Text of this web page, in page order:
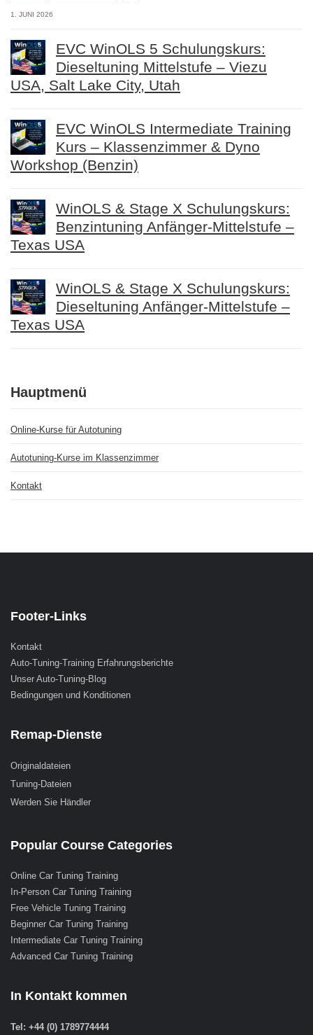
1. JUNI 2026
EVC WinOLS 5 Schulungskurs:
Dieseltuning Mittelstufe – Viezu
USA, Salt Lake City, Utah
EVC WinOLS Intermediate Training
Kurs – Klassenzimmer & Dyno
Workshop (Benzin)
WinOLS & Stage X Schulungskurs:
Benzintuning Anfänger-Mittelstufe –
Texas USA
WinOLS & Stage X Schulungskurs:
Dieseltuning Anfänger-Mittelstufe –
Texas USA
Hauptmenü
Online-Kurse für Autotuning
Autotuning-Kurse im Klassenzimmer
Kontakt
Footer-Links
Kontakt
Auto-Tuning-Training Erfahrungsberichte
Unser Auto-Tuning-Blog
Bedingungen und Konditionen
Remap-Dienste
Originaldateien
Tuning-Dateien
Werden Sie Händler
Popular Course Categories
Online Car Tuning Training
In-Person Car Tuning Training
Free Vehicle Tuning Training
Beginner Car Tuning Training
Intermediate Car Tuning Training
Advanced Car Tuning Training
In Kontakt kommen
Tel: +44 (0) 1789774444